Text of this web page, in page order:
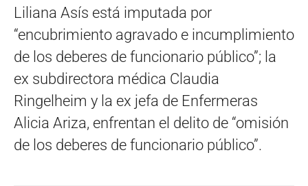
Liliana Asís está imputada por
“encubrimiento agravado e incumplimiento
de los deberes de funcionario público”; la
ex subdirectora médica Claudia
Ringelheim y la ex jefa de Enfermeras
Alicia Ariza, enfrentan el delito de “omisión
de los deberes de funcionario público”.